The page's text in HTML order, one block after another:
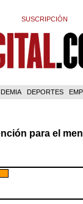
SUSCRIPCIÓN
DEPORTES
para el